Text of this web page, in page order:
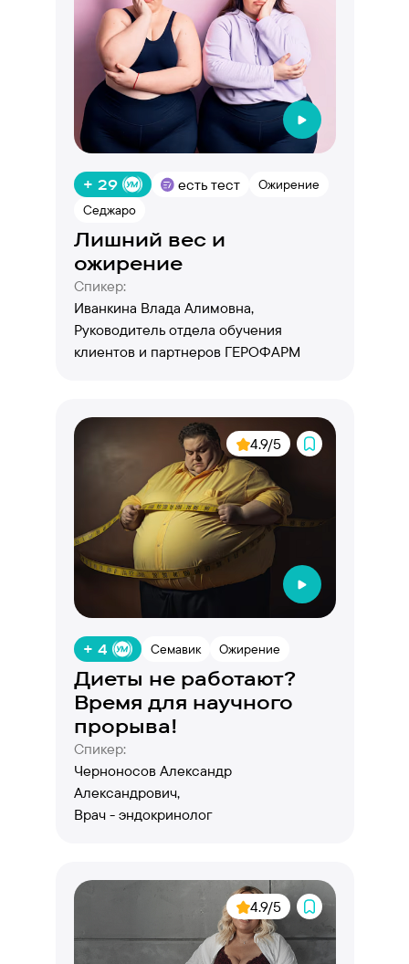
+ 29 есть тест
Ожирение
Седжаро
Лишний вес и
ожирение
Спикер:
Иванкина Влада Алимовна,
Руководитель отдела обучения
клиентов и партнеров ГЕРОФАРМ
+ 4 Семавик Ожирение
Диеты не работают?
Время для научного
прорыва!
Спикер:
Черноносов Александр
Александрович,
Врач - эндокринолог
4.9/5
4.9/5